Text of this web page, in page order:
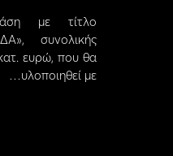
με τίτλο
συνολικής
ευρώ, που θα
υλοποιηθεί με…